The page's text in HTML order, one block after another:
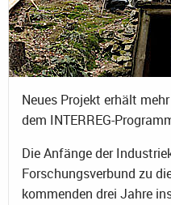
Neues Projekt erhält
dem INTERREG-
Die Anfänge der
Forschungsverbund zu
kommenden drei Jahre